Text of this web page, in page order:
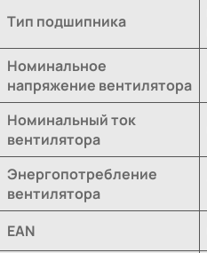
Тип подшипника
Номинальное
напряжение вентилятора
Номинальный ток
вентилятора
Энергопотребление
вентилятора
EAN